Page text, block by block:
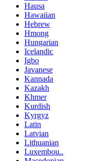
Hausa
Hawaiian
Hebrew
Hmong
Hungarian
Icelandic
Igbo
Javanese
Kannada
Kazakh
Khmer
Kurdish
Kyrgyz
Latin
Latvian
Lithuanian
Luxembou..